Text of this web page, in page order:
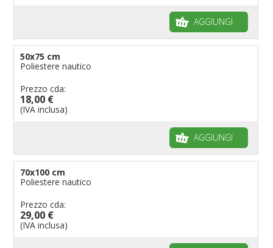
AGGIUNGI
50x75 cm
Poliestere nautico
Prezzo cda:
18,00 €
(IVA inclusa)
AGGIUNGI
70x100 cm
Poliestere nautico
Prezzo cda:
29,00 €
(IVA inclusa)